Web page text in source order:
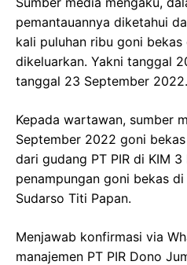
pemantauannya diketahui
kali puluhan ribu goni bekas
dikeluarkan. Yakni tanggal
tanggal 23 September 2022.
Kepada wartawan, sumber
September 2022 goni
dari gudang PT PIR di KIM
penampungan goni bekas
Sudarso Titi Papan.
Menjawab konfirmasi via
manajemen PT PIR Dono